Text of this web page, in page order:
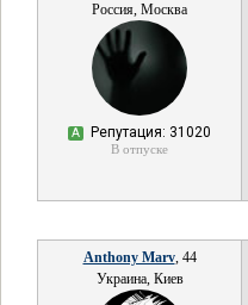
Россия, Москва
А Репутация: 31020
В отпуске
Anthony Marv, 44
Украина, Киев